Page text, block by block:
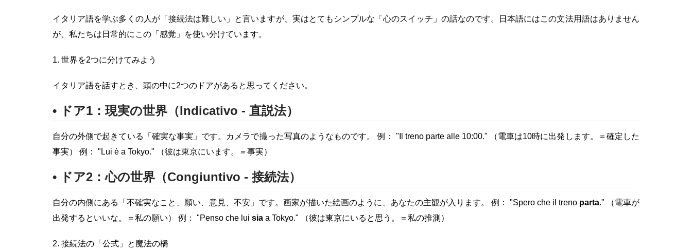
イタリア語を学ぶ多くの人が「接続法は難しい」と言いますが、実はとてもシンプルな「心のスイッチ」の話なのです。日本語にはこの文法用語はありません
が、私たちは日常的にこの「感覚」を使い分けています。
1. 世界を2つに分けてみよう
イタリア語を話すとき、頭の中に2つのドアがあると思ってください。
• ドア1：現実の世界（Indicativo - 直説法）
自分の外側で起きている「確実な事実」です。カメラで撮った写真のようなものです。 例： "Il treno parte alle 10:00." （電車は10時に出発します。＝確定した
事実） 例： "Lui è a Tokyo." （彼は東京にいます。＝事実）
• ドア2：心の世界（Congiuntivo - 接続法）
自分の内側にある「不確実なこと、願い、意見、不安」です。画家が描いた絵画のように、あなたの主観が入ります。 例： "Spero che il treno parta." （電車が
出発するといいな。＝私の願い） 例： "Penso che lui sia a Tokyo." （彼は東京にいると思う。＝私の推測）
2. 接続法の「公式」と魔法の橋